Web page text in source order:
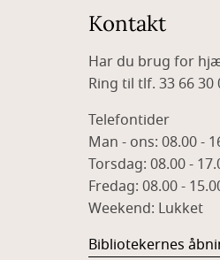
Kontakt
Har du brug for
Ring til tlf. 33 66 30
Telefontider
Man - ons: 08.00 -
Torsdag: 08.00 -
Fredag: 08.00 -
Weekend: Lukket
Bibliotekernes